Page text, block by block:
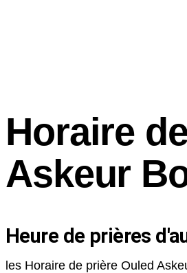
Horaire
Askeur
Heure de prières
les Horaire de prière Ouled